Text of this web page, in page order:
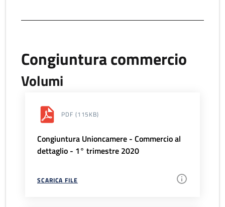
Congiuntura commercio
Volumi
PDF (115KB)
Congiuntura Unioncamere - Commercio al
dettaglio - 1° trimestre 2020
SCARICA FILE